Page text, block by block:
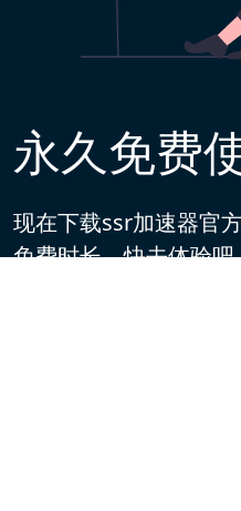
永久免费
现在下载ssr加速器官
免费时长，快去体验吧